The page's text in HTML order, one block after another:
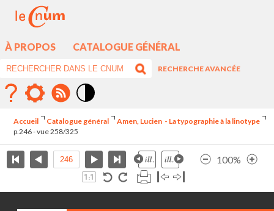
À PROPOS CATALOGUE GÉNÉRAL
RECHERCHE AVANCÉE
élévé
Accueil Catalogue général
Amen, Lucien - La typographie à la linotype
p.246 - vue 258/325
100%